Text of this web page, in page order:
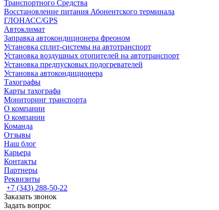
Транспортного Средства
Восстановление питания Абонентского терминала
ГЛОНАСС/GPS
Автоклимат
Заправка автокондиционера фреоном
Установка сплит-системы на автотранспорт
Установка воздушных отопителей на автотранспорт
Установка предпусковых подогревателей
Установка автокондиционера
Тахографы
Карты тахографа
Мониторинг транспорта
О компании
О компании
Команда
Отзывы
Наш блог
Карьера
Контакты
Партнеры
Реквизиты
+7 (343) 288-50-22
Заказать звонок
Задать вопрос